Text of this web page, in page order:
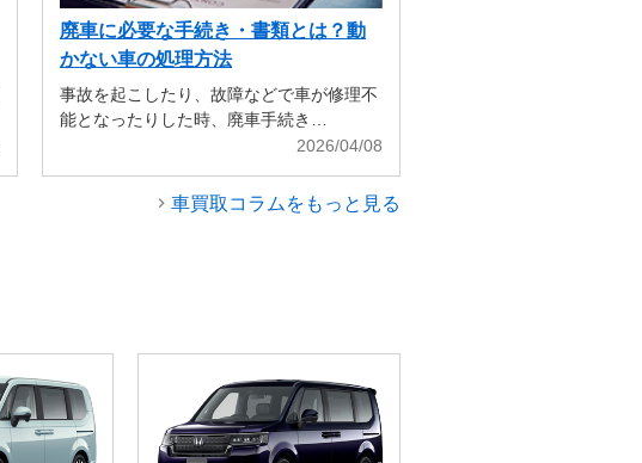
廃車に必要な手続き・書類とは？動
かない車の処理方法
事故を起こしたり、故障などで車が修理不
能となったりした時、廃車手続き…
2026/04/08
車買取コラムをもっと見る